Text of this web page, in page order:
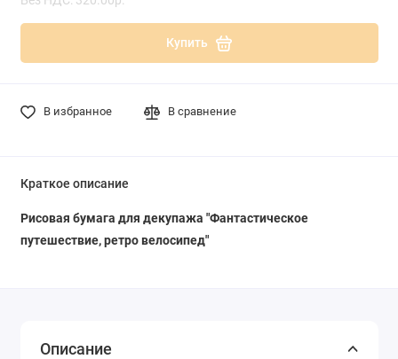
Купить
В избранное В сравнение
Краткое описание
Рисовая бумага для декупажа "Фантастическое
путешествие, ретро велосипед"
Описание